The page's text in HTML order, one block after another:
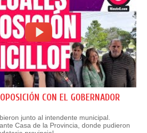
CON EL GOBERNADOR
junto al intendente municipal.
Casa de la Provincia, donde pudieron